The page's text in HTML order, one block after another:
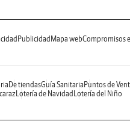
Publicidad Mapa webCompromisos
De tiendasGuía Sanitaria Puntos de
Lotería de Navidad Lotería del Niño